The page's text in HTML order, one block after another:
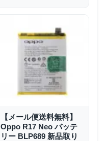
【メール便送料無料】
Oppo R17 Neo バッテ
リー BLP689 新品取り